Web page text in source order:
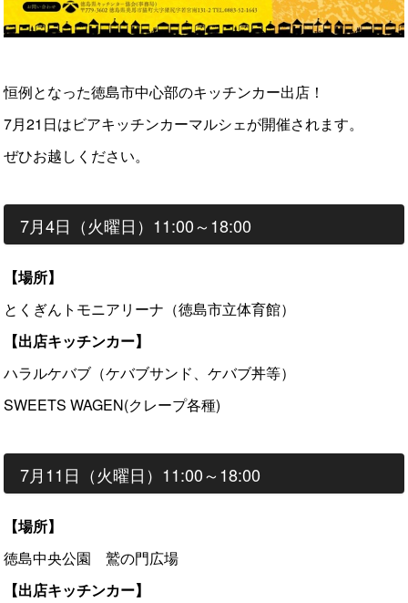
恒例となった徳島市中心部のキッチンカー出店！
7月21日はビアキッチンカーマルシェが開催されます。
ぜひお越しください。
7月4日（火曜日）11:00～18:00
【場所】
とくぎんトモニアリーナ（徳島市立体育館）
【出店キッチンカー】
ハラルケバブ（ケバブサンド、ケバブ丼等）
SWEETS WAGEN(クレープ各種)
7月11日（火曜日）11:00～18:00
【場所】
徳島中央公園 鷲の門広場
【出店キッチンカー】